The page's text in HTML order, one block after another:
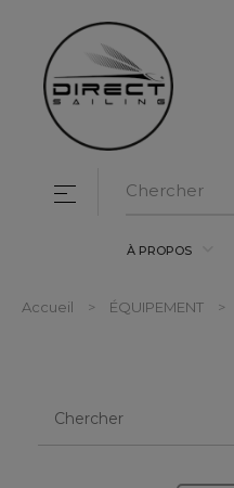
À PROPOS
Basculer la
☰
Accueil ÉQUIPEMENT